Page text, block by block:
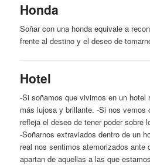
Honda
Soñar con una honda equivale a
frente al destinoy eldeseo de
Hotel
-Si soñamos que vivimos en un
más lujosay brillante. -Si nos vemos
refleja eldeseo de tener poder sobre
-Soñarnos extraviados dentro de un
real nos sentimos atemorizados ante
apartan de aquellas a las que